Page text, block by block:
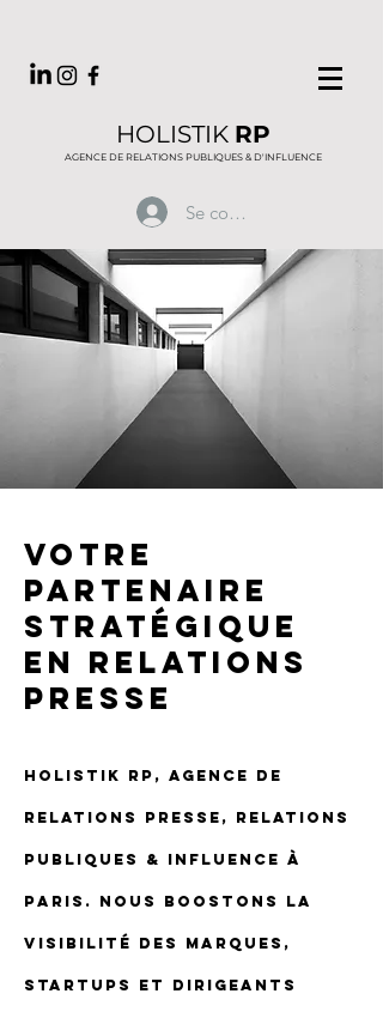
HOLISTIK RP
AGENCE DE RELATIONS PUBLIQUES & D'INFLUENCE
Se connecter
VOTRE
PARTENAIRE
STRATÉGIQUE
EN RELATIONS
PRESSE
HolistiK RP, agence de
Relations Presse, Relations
Publiques & Influence à
Paris. Nous boostons la
visibilité des marques,
startups et dirigeants